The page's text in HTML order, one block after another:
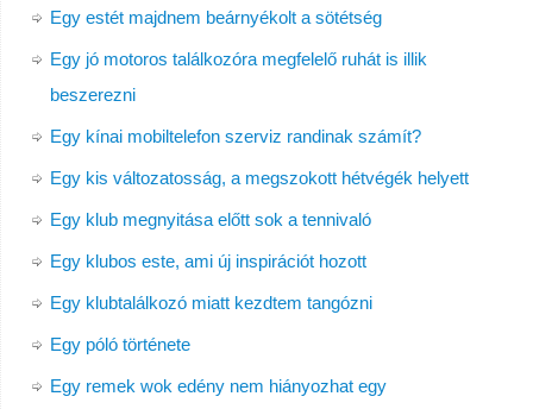
Egy estét majdnem beárnyékolt a sötétség
Egy jó motoros találkozóra megfelelő ruhát is illik
beszerezni
Egy kínai mobiltelefon szerviz randinak számít?
Egy kis változatosság, a megszokott hétvégék helyett
Egy klub megnyitása előtt sok a tennivaló
Egy klubos este, ami új inspirációt hozott
Egy klubtalálkozó miatt kezdtem tangózni
Egy póló története
Egy remek wok edény nem hiányozhat egy